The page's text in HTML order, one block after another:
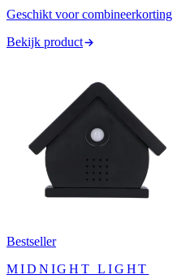
Geschikt voor combineerkorting
Bekijk product
Bestseller
MIDNIGHT LIGHT